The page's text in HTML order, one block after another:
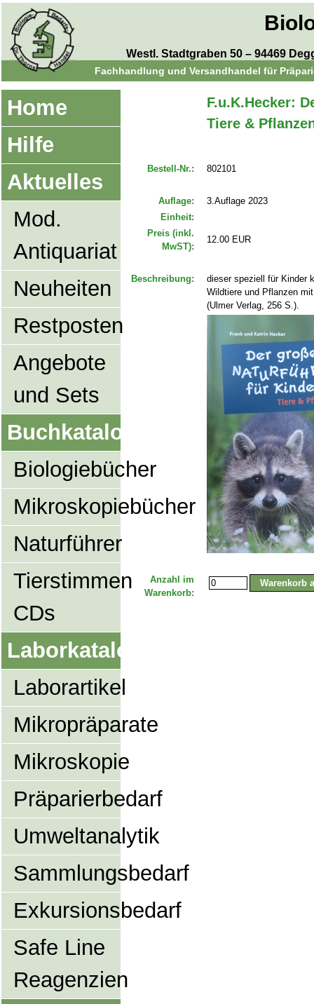
Westl. Stadtgraben 50 – 94469
Fachhandlung und Versandhandel für
Home
Hilfe
Aktuelles
Mod.
Antiquariat
Neuheiten
Restposten
Angebote
und Sets
Buchkatalog
Biologiebücher
Mikroskopiebücher
Naturführer
Tierstimmen
CDs
Laborkatalog
Laborartikel
Mikropräparate
Mikroskopie
Präparierbedarf
Umweltanalytik
Sammlungsbedarf
Exkursionsbedarf
Safe Line
Reagenzien
F.u.K.Hecker:
Tiere &
Bestell-Nr.: 802101
Auflage:
3.Auflage 2023
Einheit:
Preis (inkl.
MwST):
12.00 EUR
Beschreibung:
dieser speziell für Kinder
Wildtiere und Pflanzen
(Ulmer Verlag, 256 S.).
Anzahl im
Warenkorb: